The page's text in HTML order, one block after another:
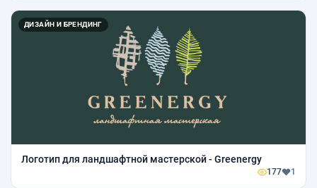
ДИЗАЙН И БРЕНДИНГ
Логотип для ландшафтной мастерской - Greenergy
177 1